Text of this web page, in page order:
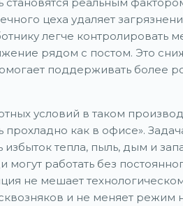
цеха удаляет
легче контролировать
рядом с постом. Это
поддерживать более
условий в таком
прохладно как в офисе».
тепла, пыль, дым и
работать без
не мешает
и не меняет режим